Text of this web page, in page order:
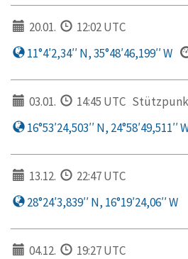
20.01.
12:02 UTC
11°4′2,34′′ N, 35°48′46,199′′ W
03.01. 14:45 UTC
16°53′24,503′′ N, 24°58′49,511′′
13.12.
22:47 UTC
28°24′3,839′′ N, 16°19′24,06′′ W
04.12.
19:27 UTC